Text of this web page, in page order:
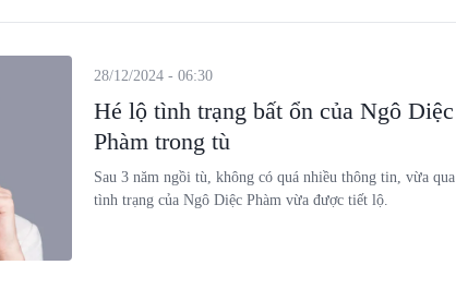
Hé lộ tình trạng bất ổn của Ngô Diệc
Phàm trong tù
28/12/2024 - 06:30
Sau 3 năm ngồi tù, không có quá nhiều thông tin, vừa qua
tình trạng của Ngô Diệc Phàm vừa được tiết lộ.